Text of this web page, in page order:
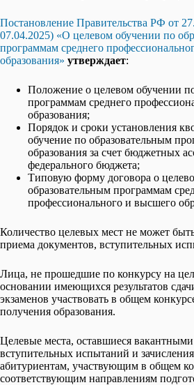
Постановление Правительства РФ от
07.04.2025) «О целевом обучении по
программам среднего
образования» утверждает:
Положение о целевом обучении
программам среднего
образования;
Порядок и сроки установления
обучение по образовательным
образования за счет бюджетных
федерального бюджета;
Типовую форму договора о
образовательным программам
профессионального и высшего
Количество целевых мест не может
приема документов, вступительных
Лица, не прошедшие по конкурсу на
основании имеющихся результатов
экзаменов участвовать в общем
получения образования.
Целевые места, оставшиеся вакантными
вступительных испытаний и
абитуриентам, участвующим в общем
соответствующим направлениям